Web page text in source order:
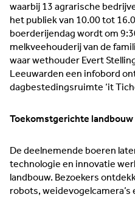
waarbij 13 agrarische
het publiek van 10.00 tot
boerderijendag wordt om
melkveehouderij van de
waar wethouder Evert
Leeuwarden een infobord
dagbestedingsruimte ‘it
Toekomstgerichte landbouw
De deelnemende boeren
technologie en innovatie
landbouw. Bezoekers
robots, weidevogelcamera’s